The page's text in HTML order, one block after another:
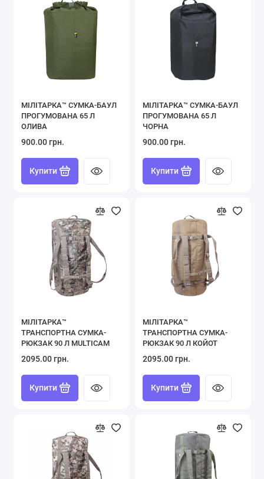
МІЛІТАРКА™ СУМКА-БАУЛ
ПРОГУМОВАНА 65 Л
ОЛИВА
900.00 грн.
Купити
МІЛІТАРКА™ СУМКА-БАУЛ
ПРОГУМОВАНА 65 Л
ЧОРНА
900.00 грн.
Купити
МІЛІТАРКА™
ТРАНСПОРТНА СУМКА-
РЮКЗАК 90 Л MULTICAM
2095.00 грн.
Купити
МІЛІТАРКА™
ТРАНСПОРТНА СУМКА-
РЮКЗАК 90 Л КОЙОТ
2095.00 грн.
Купити